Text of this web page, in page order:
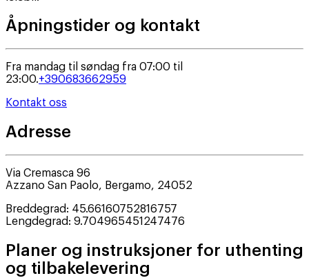
Åpningstider og kontakt
Fra mandag til søndag fra 07:00 til
23:00.+390683662959
Kontakt oss
Adresse
Via Cremasca 96
Azzano San Paolo, Bergamo, 24052
Breddegrad: 45.66160752816757
Lengdegrad: 9.704965451247476
Planer og instruksjoner for uthenting
og tilbakelevering